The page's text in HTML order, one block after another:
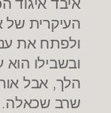
העיקרית של
ולפתח את
ובשבילו הוא
הלך, אבל
שרב שכאלה.